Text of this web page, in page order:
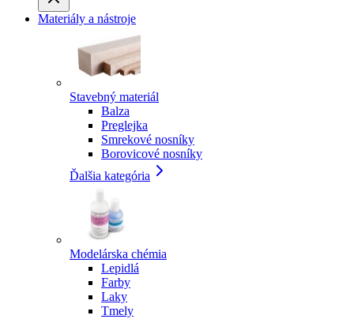
Materiály a nástroje
Stavebný materiál
Balza
Preglejka
Smrekové nosníky
Borovicové nosníky
Ďalšia kategória
Modelárska chémia
Lepidlá
Farby
Laky
Tmely